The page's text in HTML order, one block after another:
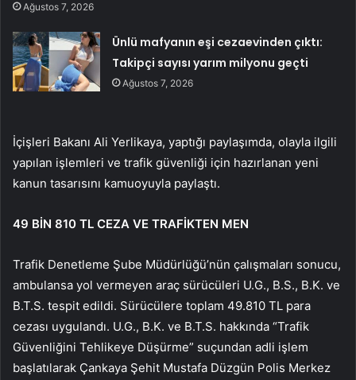
Ağustos 7, 2026
Ünlü mafyanın eşi cezaevinden çıktı:
Takipçi sayısı yarım milyonu geçti
Ağustos 7, 2026
İçişleri Bakanı Ali Yerlikaya, yaptığı paylaşımda, olayla ilgili
yapılan işlemleri ve trafik güvenliği için hazırlanan yeni
kanun tasarısını kamuoyuyla paylaştı.
49 BİN 810 TL CEZA VE TRAFİKTEN MEN
Trafik Denetleme Şube Müdürlüğü’nün çalışmaları sonucu,
ambulansa yol vermeyen araç sürücüleri U.G., B.S., B.K. ve
B.T.S. tespit edildi. Sürücülere toplam 49.810 TL para
cezası uygulandı. U.G., B.K. ve B.T.S. hakkında “Trafik
Güvenliğini Tehlikeye Düşürme” suçundan adli işlem
başlatılarak Çankaya Şehit Mustafa Düzgün Polis Merkez